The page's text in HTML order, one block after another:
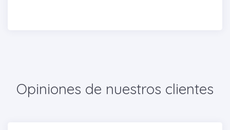
Opiniones de nuestros clientes